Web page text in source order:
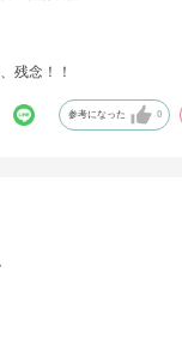
残念！！
参考になった 0